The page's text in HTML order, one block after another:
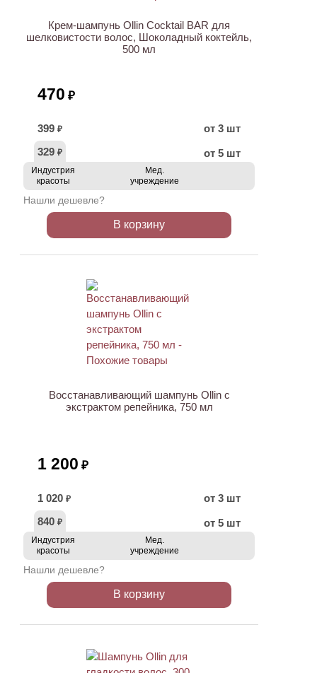
Крем-шампунь Ollin Cocktail BAR для
шелковистости волос, Шоколадный коктейль,
500 мл
470 ₽
399 ₽
от 3 шт
329 ₽ от 5 шт
Индустрия
красоты
Мед.
учреждение
Нашли дешевле?
В корзину
Восстанавливающий шампунь Ollin с
экстрактом репейника, 750 мл
1 200 ₽
1 020 ₽
от 3 шт
840 ₽ от 5 шт
Индустрия
красоты
Мед.
учреждение
Нашли дешевле?
В корзину